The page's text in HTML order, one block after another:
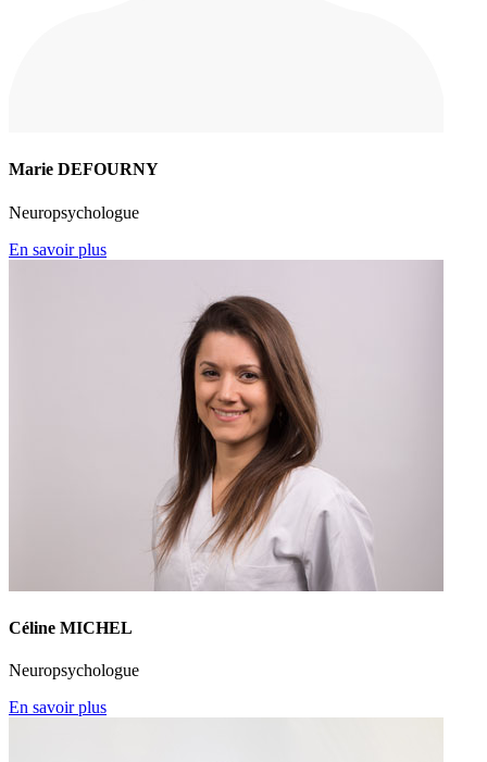
Marie DEFOURNY
Neuropsychologue
En savoir plus
Céline MICHEL
Neuropsychologue
En savoir plus